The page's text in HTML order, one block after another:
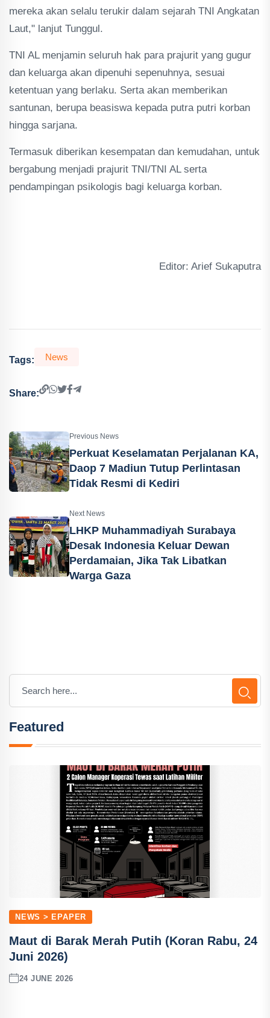
mereka akan selalu terukir dalam sejarah TNI Angkatan
Laut," lanjut Tunggul.
TNI AL menjamin seluruh hak para prajurit yang gugur
dan keluarga akan dipenuhi sepenuhnya, sesuai
ketentuan yang berlaku. Serta akan memberikan
santunan, berupa beasiswa kepada putra putri korban
hingga sarjana.
Termasuk diberikan kesempatan dan kemudahan, untuk
bergabung menjadi prajurit TNI/TNI AL serta
pendampingan psikologis bagi keluarga korban.
Editor: Arief Sukaputra
Tags: News
Share:
Previous News
Perkuat Keselamatan Perjalanan KA,
Daop 7 Madiun Tutup Perlintasan
Tidak Resmi di Kediri
Next News
LHKP Muhammadiyah Surabaya
Desak Indonesia Keluar Dewan
Perdamaian, Jika Tak Libatkan
Warga Gaza
Featured
NEWS > EPAPER
Maut di Barak Merah Putih (Koran Rabu, 24
Juni 2026)
24 JUNE 2026